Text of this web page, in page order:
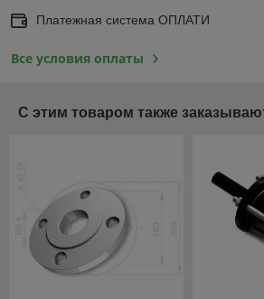
Платежная система ОПЛАТИ
Все условия оплаты
С этим товаром также